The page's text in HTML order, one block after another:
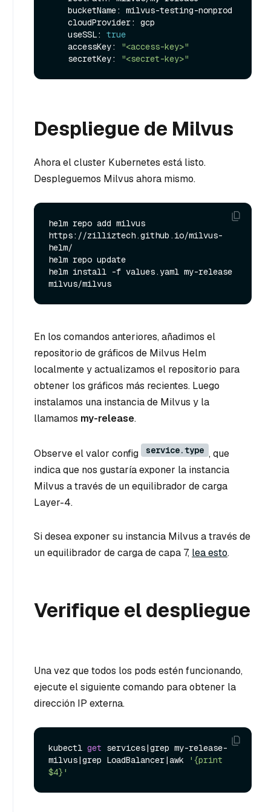
    useSSL:
true
    accessKey:
"<access-key>"
    secretKey:
"<secret-key>"
Despliegue de Milvus
Ahora el cluster Kubernetes está listo.
Despleguemos Milvus ahora mismo.
helm repo add milvus
https://zilliztech.github.io/milvus-
helm/
helm repo update
helm install -f values.yaml my-release
En los comandos anteriores, añadimos el
repositorio de gráficos de Milvus Helm
localmente y actualizamos el repositorio para
obtener los gráficos más recientes. Luego
instalamos una instancia de Milvus y la
llamamos my-release.
Observe el valor config service.type , que
indica que nos gustaría exponer la instancia
Milvus a través de un equilibrador de carga
Layer-4.
Si desea exponer su instancia Milvus a través de
un equilibrador de carga de capa 7, lea esto.
Verifique el despliegue
Una vez que todos los pods estén funcionando,
ejecute el siguiente comando para obtener la
dirección IP externa.
kubectl get services|grep my-release-
milvus|grep LoadBalancer|awk
'{print
$4}'